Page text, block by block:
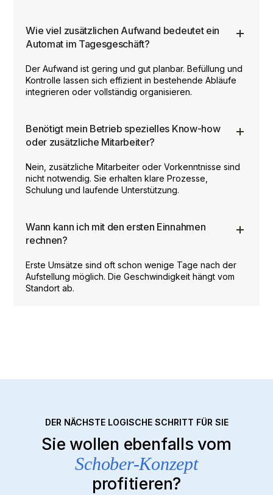
Wie viel zusätzlichen Aufwand bedeutet ein
Automat im Tagesgeschäft?
Der Aufwand ist gering und gut planbar. Befüllung und
Kontrolle lassen sich effizient in bestehende Abläufe
integrieren oder vollständig organisieren.
Benötigt mein Betrieb spezielles Know-how
oder zusätzliche Mitarbeiter?
Nein, zusätzliche Mitarbeiter oder Vorkenntnisse sind
nicht notwendig. Sie erhalten klare Prozesse,
Schulung und laufende Unterstützung.
Wann kann ich mit den ersten Einnahmen
rechnen?
Erste Umsätze sind oft schon wenige Tage nach der
Aufstellung möglich. Die Geschwindigkeit hängt vom
Standort ab.
DER NÄCHSTE LOGISCHE SCHRITT FÜR SIE
Sie wollen ebenfalls vom
Schober-Konzept
profitieren?